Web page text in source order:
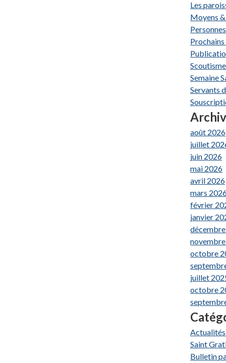
Les
Moyens
Scoutisme
Semaine
Servants
août 2026
juillet
juin 2026
mai 2026
avril 2026
mars
février
janvier
octobre
juillet
octobre
Saint
Bulletin